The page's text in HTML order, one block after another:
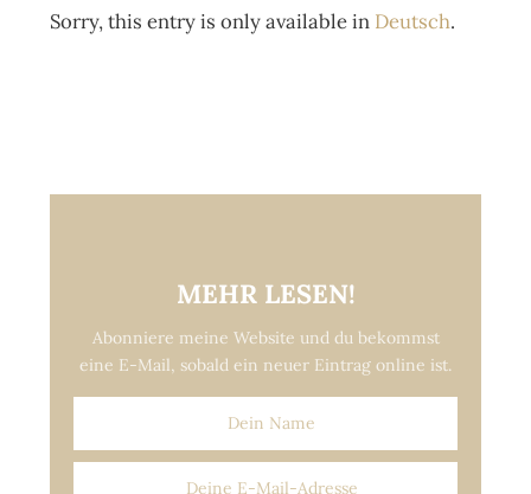
Sorry, this entry is only available in Deutsch.
MEHR LESEN!
Abonniere meine Website und du bekommst
eine E-Mail, sobald ein neuer Eintrag online ist.